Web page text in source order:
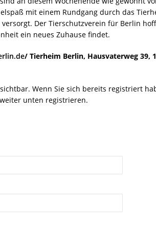
mit einem Rundgang durch das
Der Tierschutzverein für Berlin
ein neues Zuhause findet.
/ Tierheim Berlin, Hausvaterweg 39,
Wenn Sie sich bereits registriert
unten registrieren.